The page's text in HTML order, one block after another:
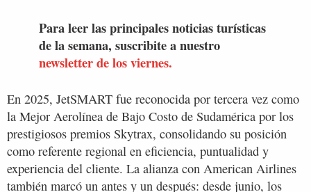
Para leer las principales noticias turísticas
de la semana, suscribite a nuestro
newsletter de los viernes.
En 2025, JetSMART fue reconocida por tercera vez como
la Mejor Aerolínea de Bajo Costo de Sudamérica por los
prestigiosos premios Skytrax, consolidando su posición
como referente regional en eficiencia, puntualidad y
experiencia del cliente. La alianza con American Airlines
también marcó un antes y un después: desde junio, los